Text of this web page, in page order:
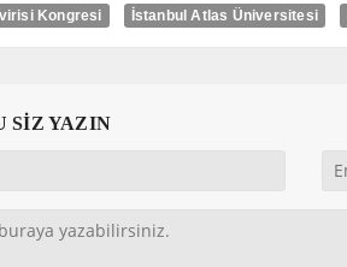
Kongresi İstanbul Atlas Üniversitesi
SİZ YAZIN